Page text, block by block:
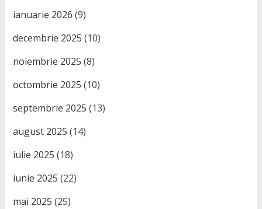
ianuarie 2026 (9)
decembrie 2025 (10)
noiembrie 2025 (8)
octombrie 2025 (10)
septembrie 2025 (13)
august 2025 (14)
iulie 2025 (18)
iunie 2025 (22)
mai 2025 (25)